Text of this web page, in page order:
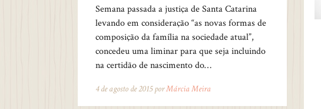
Semana passada a justiça de Santa Catarina
levando em consideração “as novas formas de
composição da família na sociedade atual”,
concedeu uma liminar para que seja incluindo
na certidão de nascimento do…
4 de agosto de 2015 porMárcia Meira